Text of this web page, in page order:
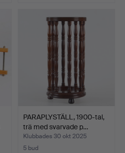
PARAPLYSTÄLL, 1900-tal,
trä med svarvade p…
Klubbades 30 okt 2025
5 bud